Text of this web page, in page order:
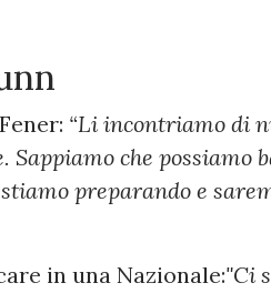
“Li incontriamo di
che possiamo
preparando e
in una Nazionale:"Ci